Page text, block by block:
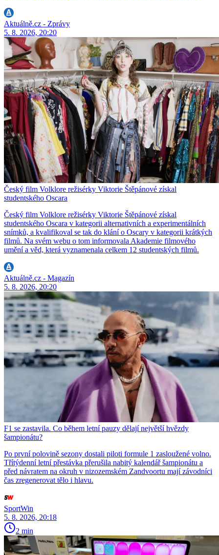
Aktuálně.cz - Zprávy
5. 8. 2026, 20:20
Český film Volklore režisérky Viktorie Štěpánové získal
studentského Oscara
Český film Volklore režisérky Viktorie Štěpánové získal
studentského Oscara v kategorii alternativních a experimentálních
snímků, a kvalifikoval se tak do klání o Oscary v kategorii krátkých
filmů. Na svém webu o tom informovala Akademie filmového
umění a věd, která vyznamenala celkem 12 studentských filmů.
Aktuálně.cz - Magazín
5. 8. 2026, 20:20
F1 se zastavila. Co během letní pauzy dělají největší hvězdy
šampionátu?
Po první polovině sezony dostali piloti formule 1 zasloužené volno.
Třítýdenní letní přestávka přerušila nabitý kalendář šampionátu a
před návratem na okruh v nizozemském Zandvoortu mají závodníci
čas zregenerovat tělo i hlavu.
SportWin
5. 8. 2026, 20:18
2 min